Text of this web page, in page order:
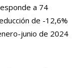
a 74
de -12,6%
junio de 2024